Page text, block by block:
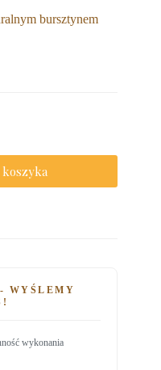
bursztynem
WYŚLEMY
wykonania